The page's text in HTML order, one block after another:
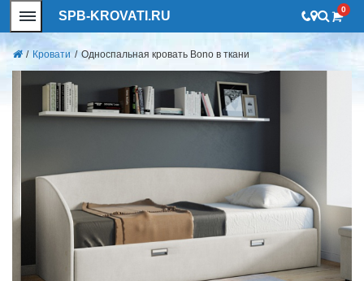
SPB-KROVATI.RU 0
/ Кровати / Односпальная кровать Bono в ткани